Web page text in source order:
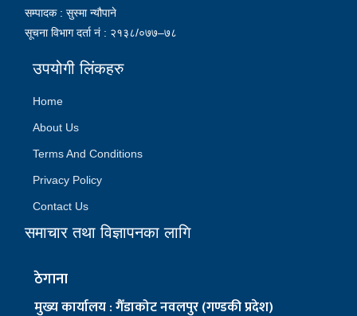
सम्पादक : सुस्मा न्यौपाने
सूचना विभाग दर्ता नं : २१३८/०७७–७८
उपयोगी लिंकहरु
Home
About Us
Terms And Conditions
Privacy Policy
Contact Us
समाचार तथा विज्ञापनका लागि
ठेगाना
मुख्य कार्यालय : गैँडाकोट नवलपुर (गण्डकी प्रदेश)